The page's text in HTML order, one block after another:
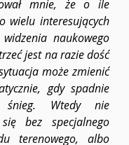
mnie, że o ile
wielu interesujących
naukowego
jest na razie dość
może zmienić
gdy spadnie
śnieg. Wtedy nie
bez specjalnego
terenowego, albo